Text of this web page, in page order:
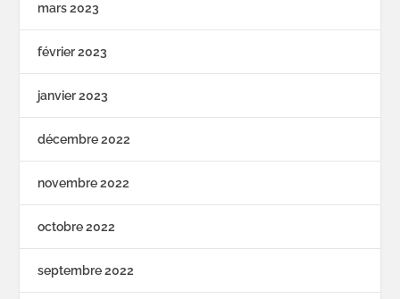
mars 2023
février 2023
janvier 2023
décembre 2022
novembre 2022
octobre 2022
septembre 2022